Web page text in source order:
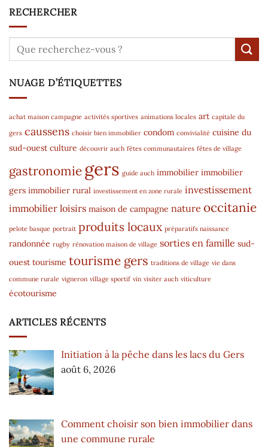
RECHERCHER
NUAGE D’ÉTIQUETTES
achat maison campagne activités sportives animations locales art capitale du
gers caussens choisir bien immobilier condom convivialité cuisine du
sud-ouest culture découvrir auch fêtes communautaires fêtes de village
gastronomiegers guide auch immobilier immobilier
gers immobilier rural investissement en zone rurale investissement
immobilier loisirs maison de campagne nature occitanie
pelote basque portrait produits locaux préparatifs naissance
randonnée rugby rénovation maison de village sorties en famille sud-
ouest tourisme tourisme gers traditions de village vie dans
commune rurale vigneron village sportif vin visiter auch viticulture
écotourisme
ARTICLES RÉCENTS
Initiation à la pêche dans les lacs du Gers
août 6, 2026
Comment choisir son bien immobilier dans
une commune rurale